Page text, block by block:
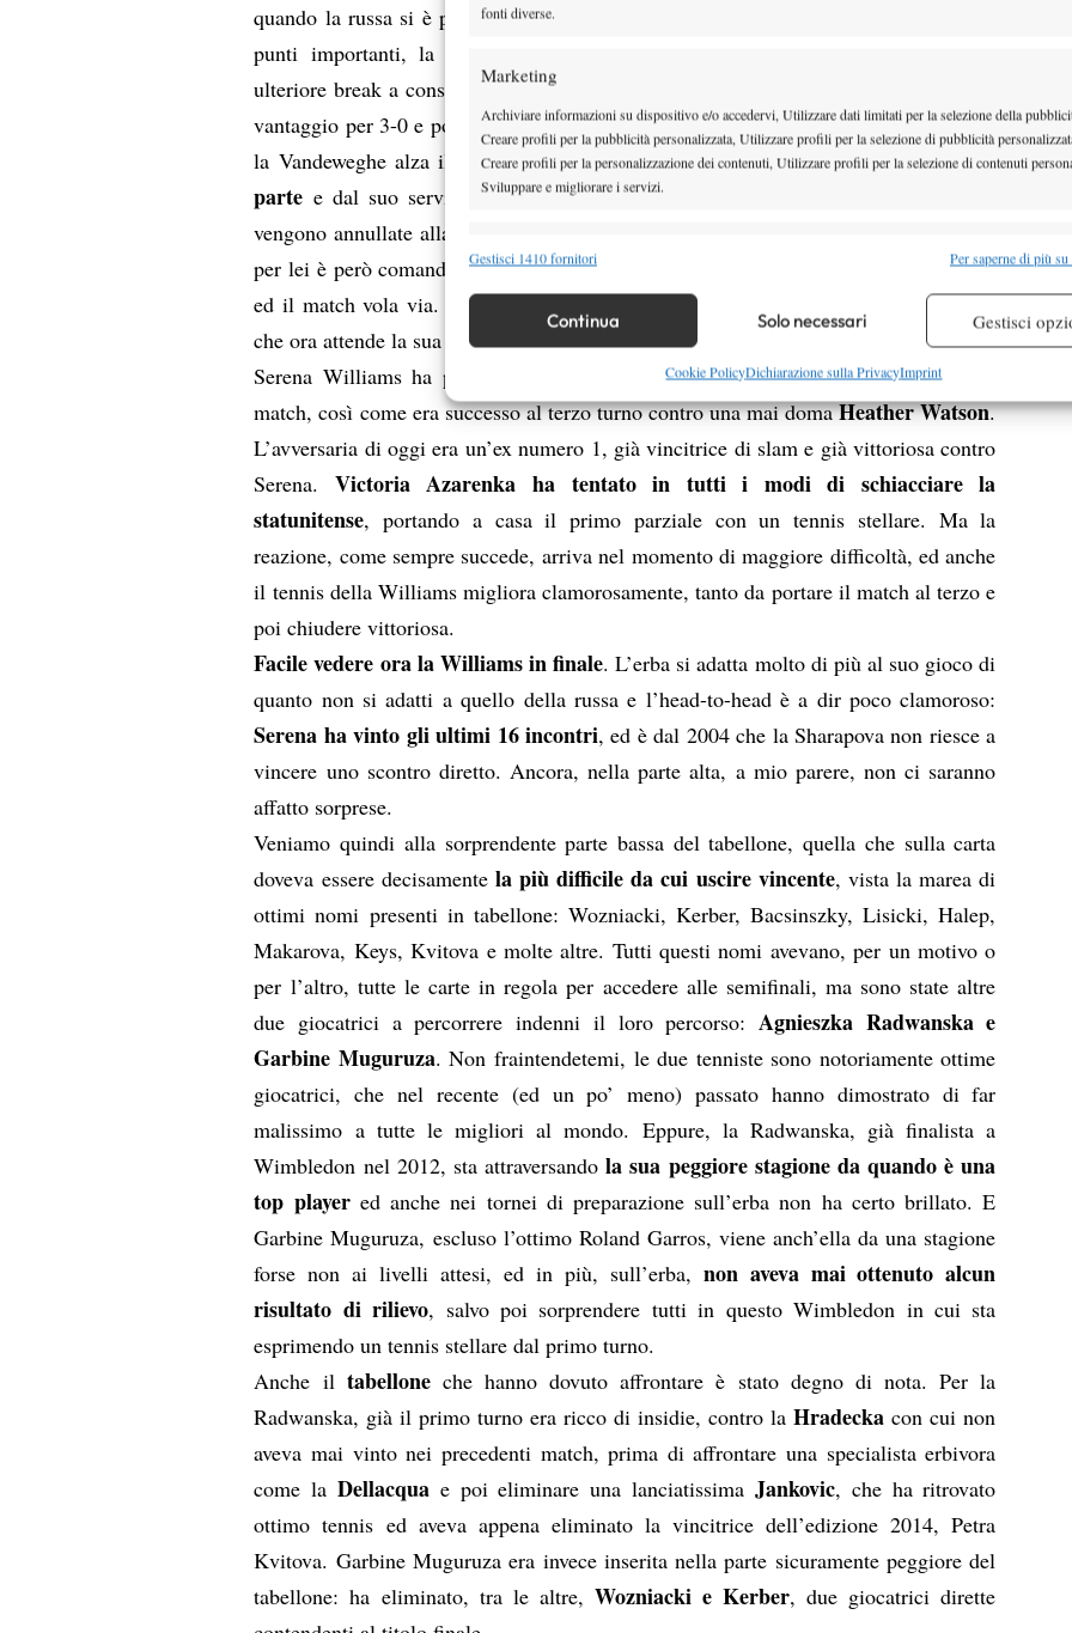
fonti diverse.
Marketing
Archiviare informazioni su dispositivo e/o accedervi, Utilizzare dati limitati per la selezione della
Creare profili per la pubblicità personalizzata, Utilizzare profili per la selezione di pubblicità
Creare profili per la personalizzazione dei contenuti, Utilizzare profili per la selezione di contenuti
Sviluppare e migliorare i servizi.
Funzionalità
Identificare i dispositivi in base alle informazioni trasmesse automaticamente.
Garantire la sicurezza, prevenire e rilevare frodi, correggere errori,
Erogare e presentare pubblicità e contenuto, Salvare e comunicare le
Gestisci 1410 fornitori Per saperne di più
Continua Solo necessari Gestisci
Cookie PolicyDichiarazione sulla PrivacyImprint
quando la russa si è portata avanti di un break, sfruttando un maggiore cinismo nei
punti importanti, la statunitense ha subito rintuzzato lo svantaggio. È però un
ulteriore break a consegnare alla quarta testa di serie il primo set, lanciandola poi in
vantaggio per 3-0 e poi 5-3 nel secondo parziale. Arrivano alcuni errori della russa e
la Vandeweghe alza il livello del suo gioco,aiutata dal pubblico tutto dalla sua
parte e dal suo servizio prorompente: il break viene recuperato, nuove occasioni
vengono annullate alla russa e poi il tiebreak è tutto per Coco. Il terzo set purtroppo
per lei è però comandato dalla russa e dalla sua maggiore esperienza a questi livelli,
ed il match vola via. È statol’unico match realmente difficile per la Sharapova,
che ora attende la sua nemesi.
Serena Williams ha poi nuovamente patito e non poco per portare a casa il suo
match, così come era successo al terzo turno contro una mai domaHeather Watson.
L’avversaria di oggi era un’ex numero 1, già vincitrice di slam e già vittoriosa contro
Serena. Victoria Azarenka ha tentato in tutti i modi di schiacciare la
statunitense, portando a casa il primo parziale con un tennis stellare. Ma la
reazione, come sempre succede, arriva nel momento di maggiore difficoltà, ed anche
il tennis della Williams migliora clamorosamente, tanto da portare il match al terzo e
poi chiudere vittoriosa.
Facile vedere ora la Williams in finale. L’erba si adatta molto di più al suo gioco di
quanto non si adatti a quello della russa e l’head-to-head è a dir poco clamoroso:
Serena ha vinto gli ultimi 16 incontri, ed è dal 2004 che la Sharapova non riesce a
vincere uno scontro diretto. Ancora, nella parte alta, a mio parere, non ci saranno
affatto sorprese.
Veniamo quindi alla sorprendente parte bassa del tabellone, quella che sulla carta
doveva essere decisamentela più difficile da cui uscire vincente, vista la marea di
ottimi nomi presenti in tabellone: Wozniacki, Kerber, Bacsinszky, Lisicki, Halep,
Makarova, Keys, Kvitova e molte altre. Tutti questi nomi avevano, per un motivo o
per l’altro, tutte le carte in regola per accedere alle semifinali, ma sono state altre
due giocatrici a percorrere indenni il loro percorso: Agnieszka Radwanska e
Garbine Muguruza. Non fraintendetemi, le due tenniste sono notoriamente ottime
giocatrici, che nel recente (ed un po’ meno) passato hanno dimostrato di far
malissimo a tutte le migliori al mondo. Eppure, la Radwanska, già finalista a
Wimbledon nel 2012, sta attraversandola sua peggiore stagione da quando è una
top playered anche nei tornei di preparazione sull’erba non ha certo brillato. E
Garbine Muguruza, escluso l’ottimo Roland Garros, viene anch’ella da una stagione
forse non ai livelli attesi, ed in più, sull’erba, non aveva mai ottenuto alcun
risultato di rilievo, salvo poi sorprendere tutti in questo Wimbledon in cui sta
esprimendo un tennis stellare dal primo turno.
Anche il tabelloneche hanno dovuto affrontare è stato degno di nota. Per la
Radwanska, già il primo turno era ricco di insidie, contro laHradecka con cui non
aveva mai vinto nei precedenti match, prima di affrontare una specialista erbivora
come la Dellacqua e poi eliminare una lanciatissima Jankovic, che ha ritrovato
ottimo tennis ed aveva appena eliminato la vincitrice dell’edizione 2014, Petra
Kvitova. Garbine Muguruza era invece inserita nella parte sicuramente peggiore del
tabellone: ha eliminato, tra le altre, Wozniacki e Kerber, due giocatrici dirette